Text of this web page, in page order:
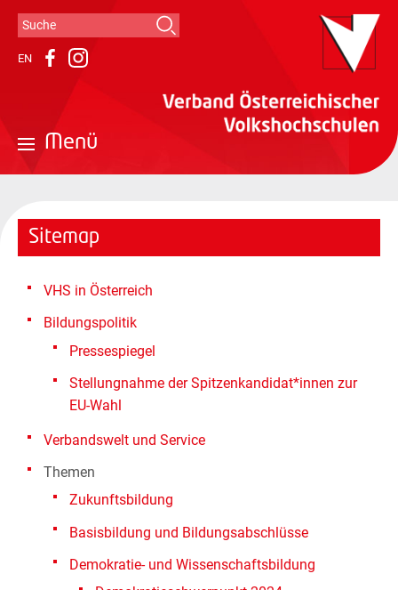
Suchformular
Suche
EN FacebookInstagram
Menü
Sitemap
VHS in Österreich
Bildungspolitik
Pressespiegel
Stellungnahme der Spitzenkandidat*innen zur
EU-Wahl
Verbandswelt und Service
Themen
Zukunftsbildung
Basisbildung und Bildungsabschlüsse
Demokratie- und Wissenschaftsbildung